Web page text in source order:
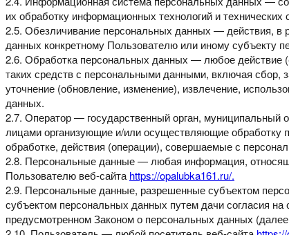
их обработку информационных технологий и технических
2.5. Обезличивание персональных данных — действия, в
данных конкретному Пользователю или иномусубъекту
2.6. Обработка персональных данных — любое действие
таких средств с персональными данными, включая сбор,
уточнение (обновление, изменение), извлечение,
данных.
2.7. Оператор — государственный орган, муниципальный
лицами организующие и/или осуществляющие обработку
обработке, действия (операции), совершаемые с
2.8. Персональные данные — любая информация,
Пользователю веб-сайта https://opalubka161.ru/.
2.9. Персональные данные, разрешенные субъектом
субъектом персональных данных путем дачисогласия
предусмотренном Закономо персональных данных